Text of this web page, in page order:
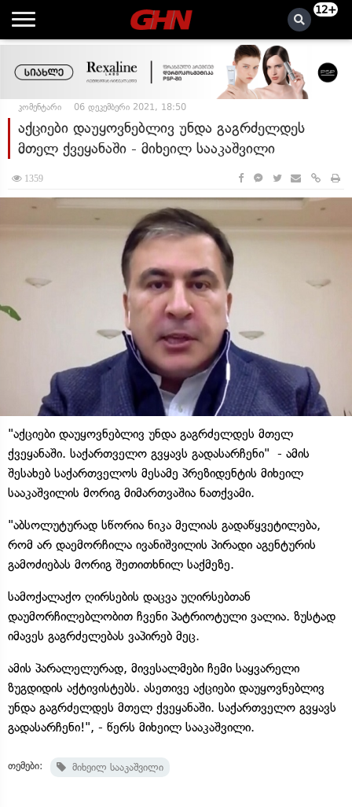
12+
კომენტარი 06 დეკემბერი 2021, 18:50
აქციები დაუყოვნებლივ უნდა გაგრძელდეს
მთელ ქვეყანაში - მიხეილ სააკაშვილი
1359
"აქციები დაუყოვნებლივ უნდა გაგრძელდეს მთელ
ქვეყანაში. საქართველო გვყავს გადასარჩენი" - ამის
შესახებ საქართველოს მესამე პრეზიდენტის მიხეილ
სააკაშვილის მორიგ მიმართვაშია ნათქვამი.
"აბსოლუტურად სწორია ნიკა მელიას გადაწყვეტილება,
რომ არ დაემორჩილა ივანიშვილის პირადი აგენტურის
გამოძიებას მორიგ შეთითხნილ საქმეზე.
სამოქალაქო ღირსების დაცვა უღირსებთან
დაუმორჩილებლობით ჩვენი პატრიოტული ვალია. ზუსტად
იმავეს გაგრძელებას ვაპირებ მეც.
ამის პარალელურად, მივესალმები ჩემი საყვარელი
ზუგდიდის აქტივისტებს. ასეთივე აქციები დაუყოვნებლივ
უნდა გაგრძელდეს მთელ ქვეყანაში. საქართველო გვყავს
გადასარჩენი!", - წერს მიხეილ სააკაშვილი.
თემები: მიხეილ სააკაშვილი